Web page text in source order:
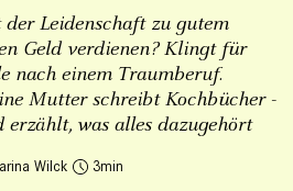
Leidenschaft zu gutem
Geld verdienen? Klingt für
nach einem Traumberuf.
Mutter schreibt Kochbücher -
erzählt, was alles dazugehört
Wilck 3